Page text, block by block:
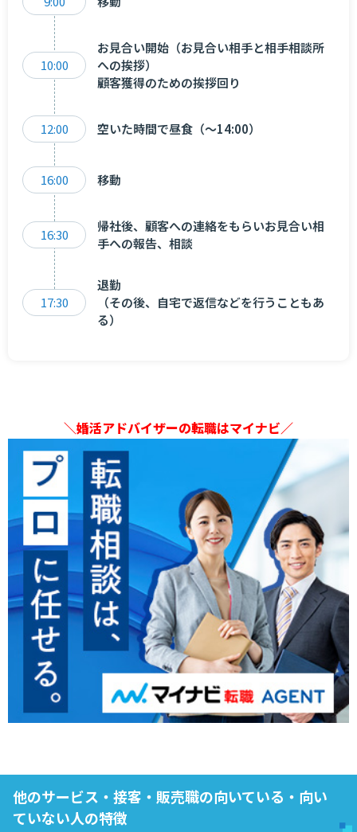
10:00
お見合い開始（お見合い相手と相手相談所
への挨拶）
顧客獲得のための挨拶回り
12:00 空いた時間で昼食（～14:00）
16:00 移動
16:30
帰社後、顧客への連絡をもらいお見合い相
手への報告、相談
17:30
退勤
（その後、自宅で返信などを行うこともあ
る）
＼婚活アドバイザーの転職はマイナビ／
他のサービス・接客・販売職の向いている・向い
ていない人の特徴